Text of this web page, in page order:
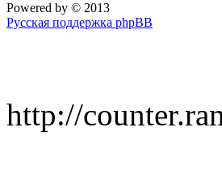
Powered by © 2013
Русская поддержка phpBB
http://